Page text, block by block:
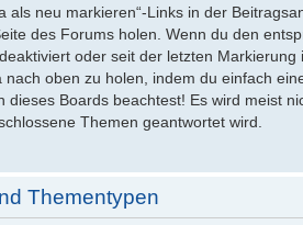
als neu markieren“-Links in der
des Forums holen. Wenn du den
oder seit der letzten
oben zu holen, indem du einfach
dieses Boards beachtest! Es wird meist
Themen geantwortet wird.
Thementypen